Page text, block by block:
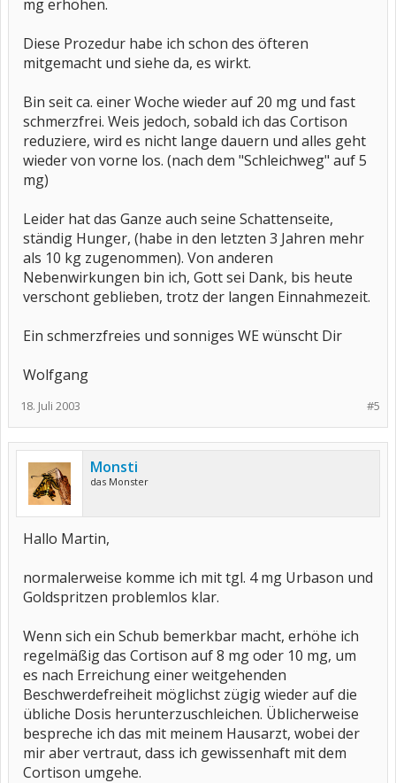
mg erhöhen.
Diese Prozedur habe ich schon des öfteren
mitgemacht und siehe da, es wirkt.
Bin seit ca. einer Woche wieder auf 20 mg und fast
schmerzfrei. Weis jedoch, sobald ich das Cortison
reduziere, wird es nicht lange dauern und alles geht
wieder von vorne los. (nach dem "Schleichweg" auf 5
mg)
Leider hat das Ganze auch seine Schattenseite,
ständig Hunger, (habe in den letzten 3 Jahren mehr
als 10 kg zugenommen). Von anderen
Nebenwirkungen bin ich, Gott sei Dank, bis heute
verschont geblieben, trotz der langen Einnahmezeit.
Ein schmerzfreies und sonniges WE wünscht Dir
Wolfgang
#5
18. Juli 2003
Monsti
das Monster
Hallo Martin,
normalerweise komme ich mit tgl. 4 mg Urbason und
Goldspritzen problemlos klar.
Wenn sich ein Schub bemerkbar macht, erhöhe ich
regelmäßig das Cortison auf 8 mg oder 10 mg, um
es nach Erreichung einer weitgehenden
Beschwerdefreiheit möglichst zügig wieder auf die
übliche Dosis herunterzuschleichen. Üblicherweise
bespreche ich das mit meinem Hausarzt, wobei der
mir aber vertraut, dass ich gewissenhaft mit dem
Cortison umgehe.